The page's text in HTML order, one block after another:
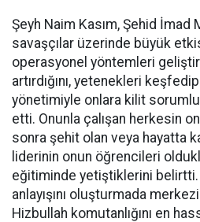
Şeyh Naim Kasım, Şehid
savaşçılar üzerinde büyük
operasyonel yöntemleri
artırdığını, yetenekleri
yönetimiyle onlara kilit
etti. Onunla çalışan herkesin
sonra şehit olan veya hayatta
liderinin onun öğrencileri
eğitiminde yetiştiklerini belirtti.
anlayışını oluşturmada merkezi
Hizbullah komutanlığını en